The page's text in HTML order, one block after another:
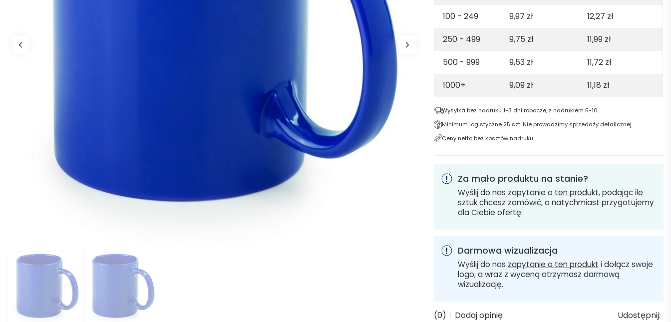
100 - 249
9,97 zł 12,27 zł
250 - 499
9,75 zł 11,99 zł
500 - 999
9,53 zł 11,72 zł
1000+
9,09 zł 11,18 zł
Wysyłka bez nadruku 1-3 dni robocze, z nadrukiem 5-10.
Minimum logistyczne 25 szt. Nie prowadzimy sprzedaży detalicznej.
Ceny netto bez kosztów nadruku.
Za mało produktu na stanie?
Wyślij do nas zapytanie o ten produkt, podając ile
sztuk chcesz zamówić, a natychmiast przygotujemy
dla Ciebie ofertę.
Darmowa wizualizacja
Wyślij do nas zapytanie o ten produkt i dołącz swoje
logo, a wraz z wyceną otrzymasz darmową
wizualizację.
(0) Dodaj opinię Udostępnij: